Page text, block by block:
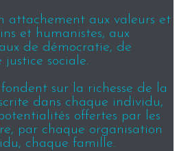
attachement aux valeurs et
et humanistes, aux
de démocratie, de
justice sociale.
sur la richesse de la
dans chaque individu,
offertes par les
par chaque organisation
chaque famille.